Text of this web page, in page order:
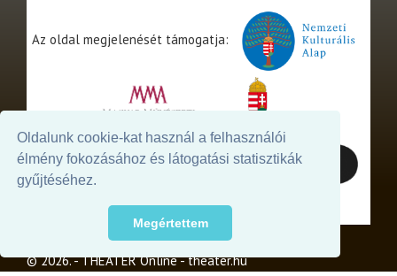
Oldalunk cookie-kat használ a felhasználói
élmény fokozásához és látogatási statisztikák
gyűjtéséhez.
Megértettem
Az oldal megjelenését támogatja:
© 2026. - THEATER Online -theater.hu